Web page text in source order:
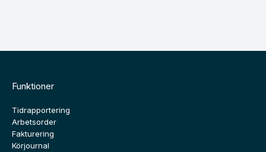
Funktioner
Tidrapportering
Arbetsorder
Fakturering
Körjournal